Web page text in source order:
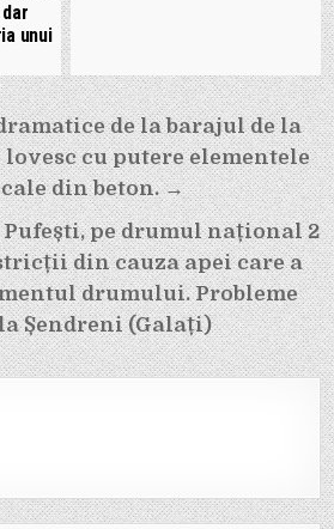
unui
de la barajul de la
cu putere elementele
din beton. →
pe drumul național 2
din cauza apei care a
drumului. Probleme
Șendreni (Galați)